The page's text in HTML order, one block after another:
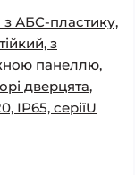
АБС-пластику,
з
панеллю,
дверцята,
ІР65, серіїU